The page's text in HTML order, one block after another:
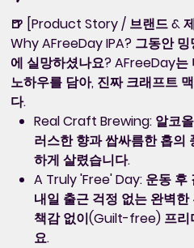
🍺 [Product Story / 브랜드 &
Why AFreeDay IPA? 그동안
에 실망하셨나요? AFreeDay는
노하우를 담아, 진짜 크래프트
다.
Real Craft Brewing: 알코
러스한 향과 쌉싸름한 홉
하게 살렸습니다.
A Truly 'Free' Day: 운동 후
내일 출근 걱정 없는 완벽
책감 없이(Guilt-free) 프리
요.